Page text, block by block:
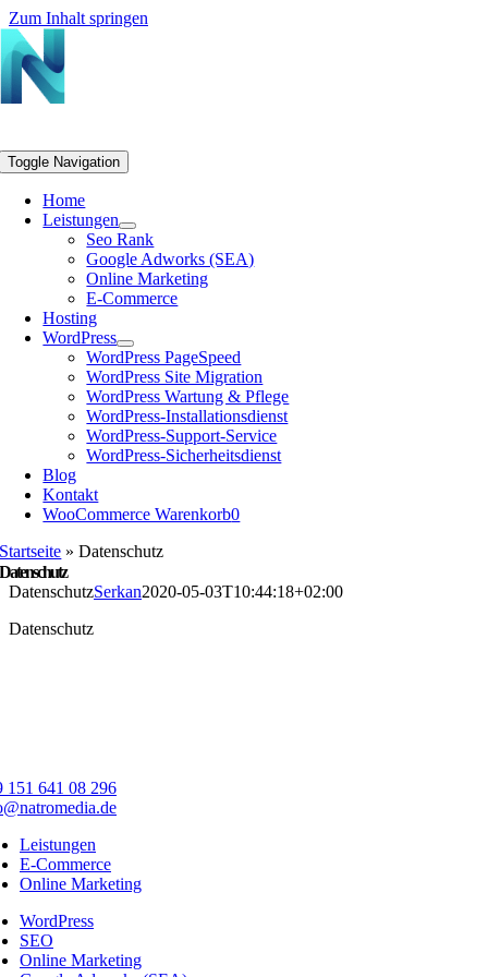
Zum Inhalt springen
Toggle Navigation
Home
Leistungen
Seo Rank
Google Adworks (SEA)
Online Marketing
E-Commerce
Hosting
WordPress
WordPress PageSpeed
WordPress Site Migration
WordPress Wartung & Pflege
WordPress-Installationsdienst
WordPress-Support-Service
WordPress-Sicherheitsdienst
Blog
Kontakt
WooCommerce Warenkorb0
Startseite »Datenschutz
Datenschutz
DatenschutzSerkan2020-05-03T10:44:18+02:00
Datenschutz
151 641 08 296
Leistungen
E-Commerce
Online Marketing
WordPress
SEO
Online Marketing